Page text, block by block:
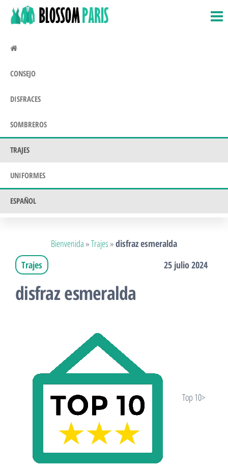
Saltar
CONSEJO
DISFRACES
SOMBREROS
TRAJES
UNIFORMES
ESPAÑOL
Bienvenida »Trajes »disfraz esmeralda
Trajes
25 julio 2024
disfraz esmeralda
Top 10>